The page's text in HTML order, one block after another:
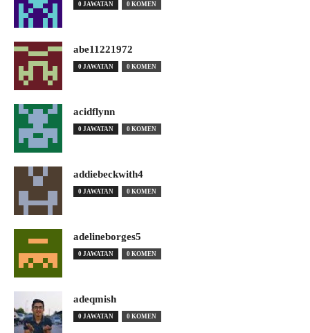
0 JAWATAN 0 KOMEN
abe11221972
0 JAWATAN 0 KOMEN
acidflynn
0 JAWATAN 0 KOMEN
addiebeckwith4
0 JAWATAN 0 KOMEN
adelineborges5
0 JAWATAN 0 KOMEN
adeqmish
0 JAWATAN 0 KOMEN